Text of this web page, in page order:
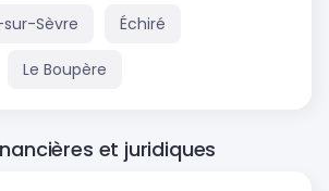
Sèvre Échiré
Le Boupère
et juridiques